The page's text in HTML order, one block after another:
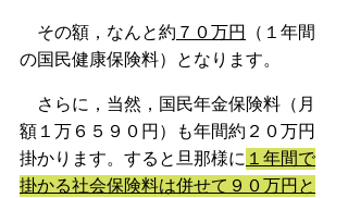
その額，なんと約 ７０万円
（１年間
の国民健康保険料）となります。
さらに，当然，国民年金保険料（月
額１万６５９０円）も年間約２０万円
掛かります。すると旦那様に １年間で
掛かる社会保険料は併せて９０万円と